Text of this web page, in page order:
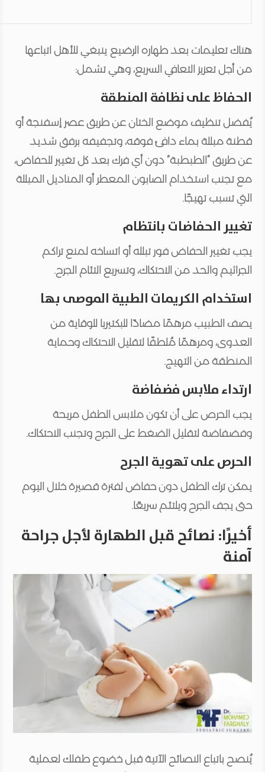
هناك تعليمات بعد طهاره الرضيع ينبغي للأهل اتباعها
من أجل تعزيز التعافي السريع، وهي تشمل:
الحفاظ على نظافة المنطقة
يُفضل تنظيف موضع الختان عن طريق عصر إسفنجة أو
قطنة مبللة بماء دافئ فوقه، وتجفيفه برفق شديد
عن طريق “الطبطبة” دون أي فرك بعد كل تغيير للحفاض،
مع تجنب استخدام الصابون المعطر أو المناديل المبللة
التي تسبب تهيجًا.
تغيير الحفاضات بانتظام
يجب تغيير الحفاض فور تبلله أو اتساخه لمنع تراكم
الجراثيم والحد من الاحتكاك، وتسريع التئام الجرح.
استخدام الكريمات الطبية الموصى بها
يصف الطبيب مرهمًا مضادًا للبكتيريا للوقاية من
العدوى، ومرهمًا مُلطفًا لتقليل الاحتكاك وحماية
المنطقة من التهيج.
ارتداء ملابس فضفاضة
يجب الحرص على أن تكون ملابس الطفل مريحة
وفضفاضة لتقليل الضغط على الجرح وتجنب الاحتكاك.
الحرص على تهوية الجرح
يمكن ترك الطفل دون حفاض لفترة قصيرة خلال اليوم
حتى يجف الجرح ويلتئم سريعًا.
أخيرًا: نصائح قبل الطهارة لأجل جراحة
آمنة
يُنصح باتباع النصائح الآتية قبل خضوع طفلك لعملية